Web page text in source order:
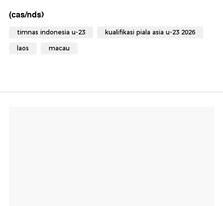
(cas/nds)
timnas indonesia u-23 kualifikasi piala asia u-23 2026
laos macau